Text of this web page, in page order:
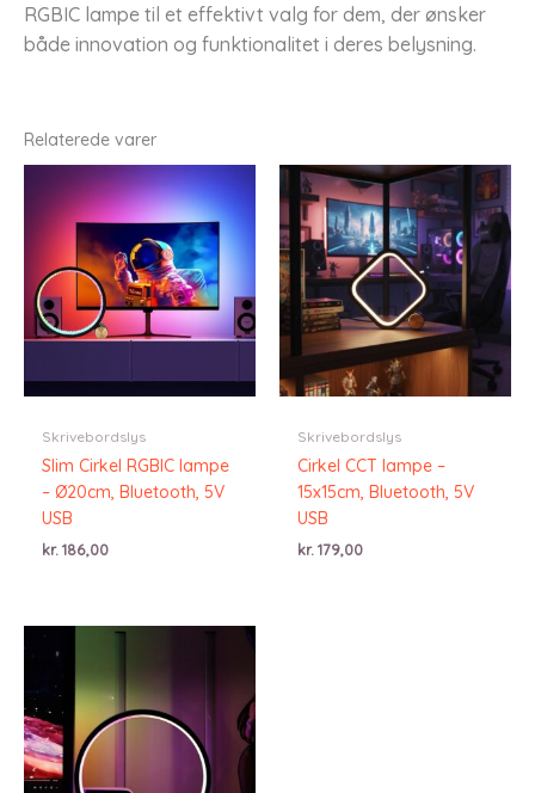
RGBIC lampe til et effektivt valg for dem, der ønsker
både innovation og funktionalitet i deres belysning.
Relaterede varer
Skrivebordslys
Slim Cirkel RGBIC lampe
– Ø20cm, Bluetooth, 5V
USB
kr. 186,00
Skrivebordslys
Cirkel CCT lampe –
15x15cm, Bluetooth, 5V
USB
kr. 179,00